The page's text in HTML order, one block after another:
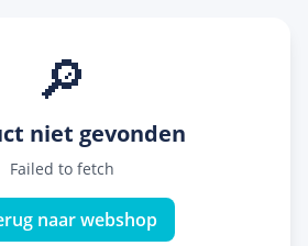
🔎
niet gevonden
Failed to fetch
naar webshop